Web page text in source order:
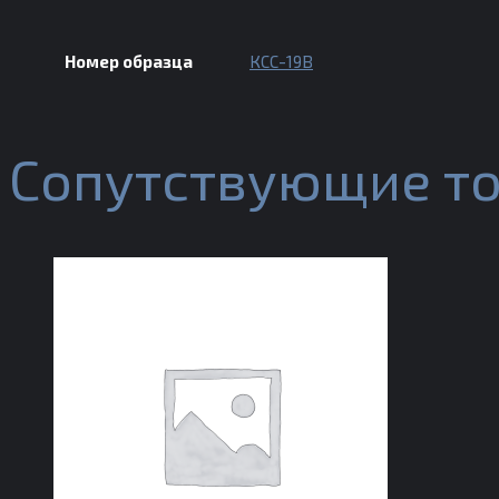
Номер образца КСС-19В
Сопутствующие